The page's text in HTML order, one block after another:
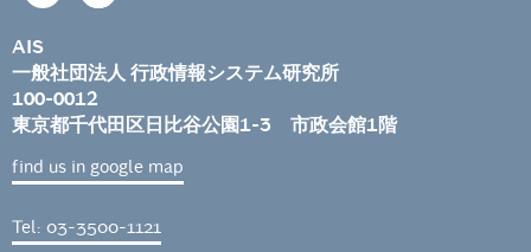
AIS
一般社団法人 行政情報システム研究所
100-0012
東京都千代田区日比谷公園1-3 市政会館1階
find us in google map
Tel: 03-3500-1121